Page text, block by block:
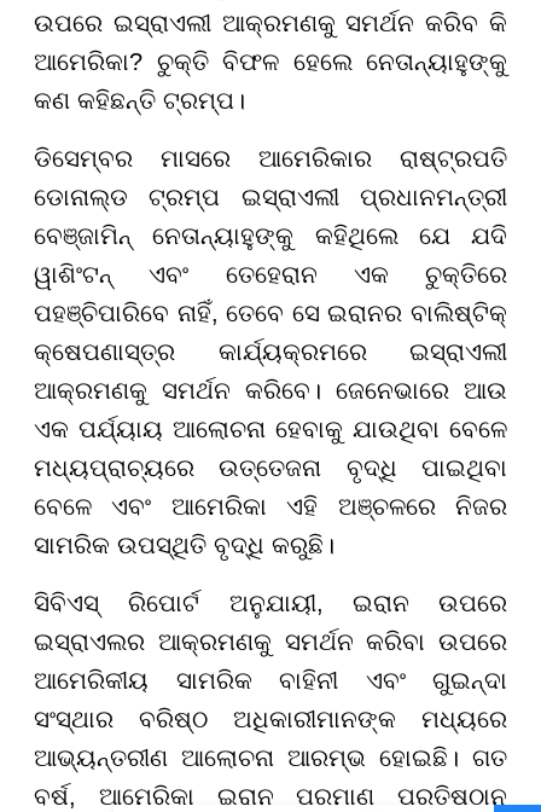
ଉପରେ ଇସ୍ରାଏଲୀ ଆକ୍ରମଣକୁ ସମର୍ଥନ କରିବ କି
ଆମେରିକା? ଚୁକ୍ତି ବିଫଳ ହେଲେ ନେତାନ୍ୟାହୁଙ୍କୁ
କଣ କହିଛନ୍ତି ଟ୍ରମ୍ପ।
ଡିସେମ୍ବର ମାସରେ ଆମେରିକାର ରାଷ୍ଟ୍ରପତି
ଡୋନାଲ୍ଡ ଟ୍ରମ୍ପ ଇସ୍ରାଏଲୀ ପ୍ରଧାନମନ୍ତ୍ରୀ
ବେଞ୍ଜାମିନ୍ ନେତାନ୍ୟାହୁଙ୍କୁ କହିଥିଲେ ଯେ ଯଦି
ୱାଶିଂଟନ୍ ଏବଂ ତେହେରାନ ଏକ ଚୁକ୍ତିରେ
ପହଞ୍ଚିପାରିବେ ନାହିଁ, ତେବେ ସେ ଇରାନର ବାଲିଷ୍ଟିକ୍
କ୍ଷେପଣାସ୍ତ୍ର କାର୍ଯ୍ୟକ୍ରମରେ ଇସ୍ରାଏଲୀ
ଆକ୍ରମଣକୁ ସମର୍ଥନ କରିବେ। ଜେନେଭାରେ ଆଉ
ଏକ ପର୍ଯ୍ୟାୟ ଆଲୋଚନା ହେବାକୁ ଯାଉଥିବା ବେଳେ
ମଧ୍ୟପ୍ରାଚ୍ୟରେ ଉତ୍ତେଜନା ବୃଦ୍ଧି ପାଇଥିବା
ବେଳେ ଏବଂ ଆମେରିକା ଏହି ଅଞ୍ଚଳରେ ନିଜର
ସାମରିକ ଉପସ୍ଥିତି ବୃଦ୍ଧି କରୁଛି।
ସିବିଏସ୍ ରିପୋର୍ଟ ଅନୁଯାୟୀ, ଇରାନ ଉପରେ
ଇସ୍ରାଏଲର ଆକ୍ରମଣକୁ ସମର୍ଥନ କରିବା ଉପରେ
ଆମେରିକୀୟ ସାମରିକ ବାହିନୀ ଏବଂ ଗୁଇନ୍ଦା
ସଂସ୍ଥାର ବରିଷ୍ଠ ଅଧିକାରୀମାନଙ୍କ ମଧ୍ୟରେ
ଆଭ୍ୟନ୍ତରୀଣ ଆଲୋଚନା ଆରମ୍ଭ ହୋଇଛି। ଗତ
ବର୍ଷ, ଆମେରିକା ଇରାନ ପରମାଣୁ ପ୍ରତିଷ୍ଠାନ